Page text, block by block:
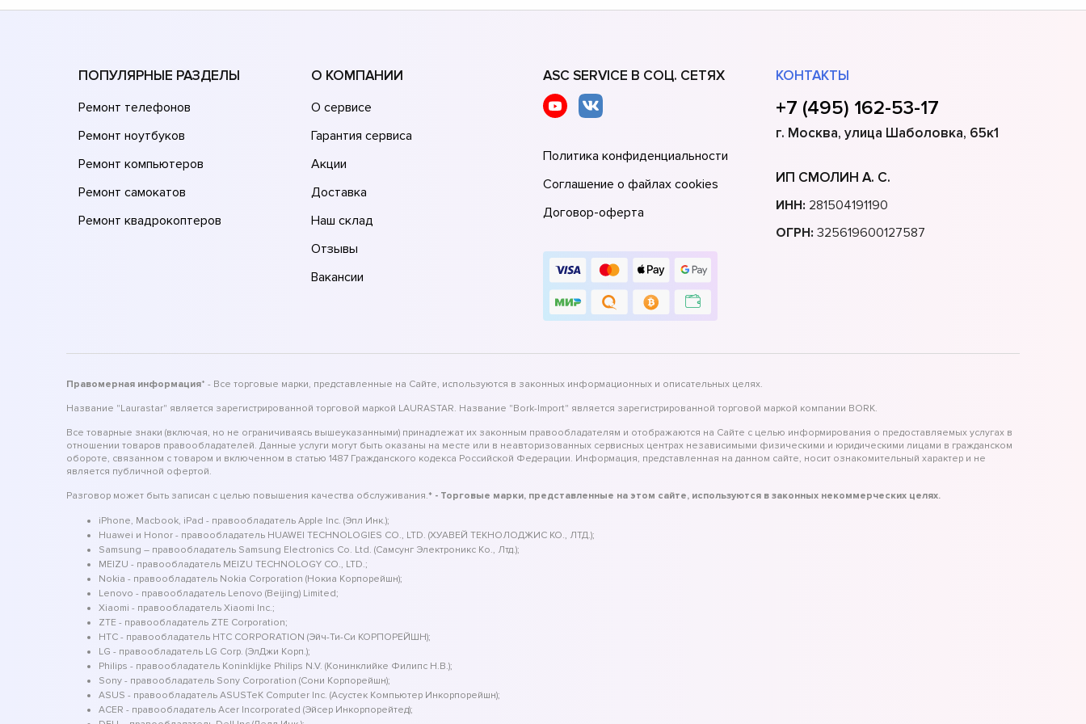
ПОПУЛЯРНЫЕ РАЗДЕЛЫ
Ремонт телефонов
Ремонт ноутбуков
Ремонт компьютеров
Ремонт самокатов
Ремонт квадрокоптеров
О КОМПАНИИ
О сервисе
Гарантия сервиса
Акции
Доставка
Наш склад
Отзывы
Вакансии
ASC SERVICE В СОЦ. СЕТЯХ
Политика конфиденциальности
Соглашение о файлах cookies
Договор-оферта
КОНТАКТЫ
+7 (495) 162-53-17
г. Москва, улица Шаболовка, 65к1
ИП СМОЛИН А. С.
ИНН: 281504191190
ОГРН: 325619600127587
Правомерная информация* - Все торговые марки, представленные на Сайте, используются в законных информационных и описательных целях.
Название "Laurastar" является зарегистрированной торговой маркой LAURASTAR. Название "Bork-Import" является зарегистрированной торговой маркой компании BORK.
Все товарные знаки (включая, но не ограничиваясь вышеуказанными) принадлежат их законным правообладателям и отображаются на Сайте с целью информирования о предоставляемых услугах в
отношении товаров правообладателей. Данные услуги могут быть оказаны на месте или в неавторизованных сервисных центрах независимыми физическими и юридическими лицами в гражданском
обороте, связанном с товаром и включенном в статью 1487 Гражданского кодекса Российской Федерации. Информация, представленная на данном сайте, носит ознакомительный характер и не
является публичной офертой.
Разговор может быть записан с целью повышения качества обслуживания.* - Торговые марки, представленные на этом сайте, используются в законных некоммерческих целях.
iPhone, Macbook, iPad - правообладатель Apple Inc. (Эпл Инк.);
Huawei и Honor - правообладатель HUAWEI TECHNOLOGIES CO., LTD. (ХУАВЕЙ ТЕКНОЛОДЖИС КО., ЛТД.);
Samsung – правообладатель Samsung Electronics Co. Ltd. (Самсунг Электроникс Ко., Лтд.);
MEIZU - правообладатель MEIZU TECHNOLOGY CO., LTD.;
Nokia - правообладатель Nokia Corporation (Нокиа Корпорейшн);
Lenovo - правообладатель Lenovo (Beijing) Limited;
Xiaomi - правообладатель Xiaomi Inc.;
ZTE - правообладатель ZTE Corporation;
HTC - правообладатель HTC CORPORATION (Эйч-Ти-Си КОРПОРЕЙШН);
LG - правообладатель LG Corp. (ЭлДжи Корп.);
Philips - правообладатель Koninklijke Philips N.V. (Конинклийке Филипс Н.В.);
Sony - правообладатель Sony Corporation (Сони Корпорейшн);
ASUS - правообладатель ASUSTeK Computer Inc. (Асустек Компьютер Инкорпорейшн);
ACER - правообладатель Acer Incorporated (Эйсер Инкорпорейтед);